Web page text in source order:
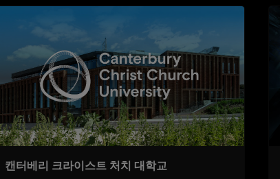
캔터베리 크라이스트 처치 대학교